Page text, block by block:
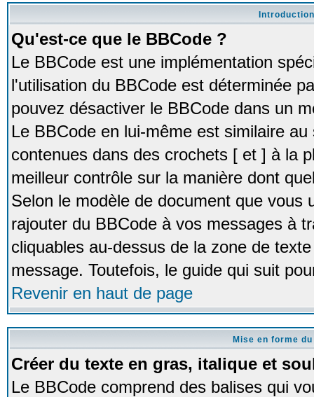
Introduction
Qu'est-ce que le BBCode ?
Le BBCode est une implémentation
l'utilisation du BBCode est déterminée
pouvez désactiver le BBCode dans un
Le BBCode en lui-même est similaire
contenues dans des crochets [ et ] à la
meilleur contrôle sur la manière dont
Selon le modèle de document que vous
rajouter du BBCode à vos messages à
cliquables au-dessus de la zone de
message. Toutefois, le guide qui suit
Revenir en haut de page
Mise en forme
Créer du texte en gras, italique et
Le BBCode comprend des balises qui